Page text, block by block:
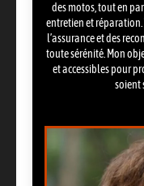
des motos, tout en
entretien et réparation.
l’assurance et des
toute sérénité. Mon
et accessibles pour
soient